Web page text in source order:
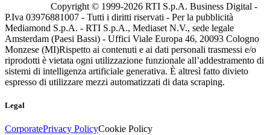
Copyright © 1999-2026 RTI S.p.A. Business Digital -
P.Iva 03976881007 - Tutti i diritti riservati - Per la pubblicità
Mediamond S.p.A. - RTI S.p.A., Mediaset N.V., sede legale
Amsterdam (Paesi Bassi) - Uffici Viale Europa 46, 20093 Cologno
Monzese (MI)Rispetto ai contenuti e ai dati personali trasmessi e/o
riprodotti è vietata ogni utilizzazione funzionale all’addestramento di
sistemi di intelligenza artificiale generativa. È altresì fatto divieto
espresso di utilizzare mezzi automatizzati di data scraping.
Legal
CorporatePrivacy PolicyCookie Policy